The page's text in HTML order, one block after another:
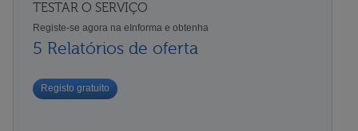
TESTAR O SERVIÇO
Registe-se agora na eInforma e obtenha
5 Relatórios de oferta
Registo gratuito